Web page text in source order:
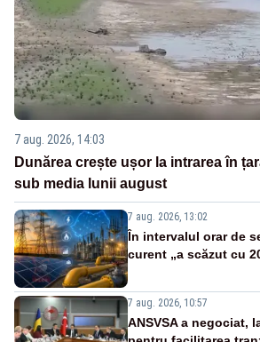
7 aug. 2026, 14:03
Dunărea crește ușor la intrarea în
sub media lunii august
7 aug. 2026, 13:02
În intervalul orar de
curent „a scăzut cu
7 aug. 2026, 10:57
ANSVSA a negociat,